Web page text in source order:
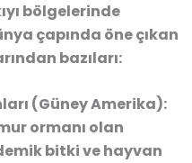
bölgelerinde
çapında öne çıkan
bazıları:
(Güney Amerika):
ormanı olan
bitki ve hayvan